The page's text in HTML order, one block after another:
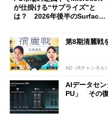
が仕掛ける“サプライズ”と
は？ 2026年後半のSurface
第8期清麗戦
AD（Rチャンネル）
AIデータセ
PU」 その復